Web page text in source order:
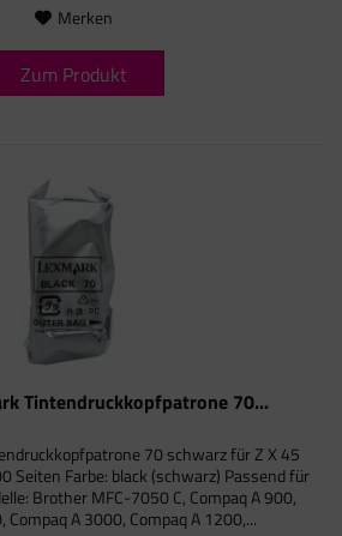
Merken
Zum Produkt
Tintendruckkopfpatrone 70...
70 schwarz für Z X 45
Seiten Farbe: black (schwarz) Passend für
Brother MFC-7050 C, Compaq A 900,
Compaq A 3000, Compaq A 1200,...